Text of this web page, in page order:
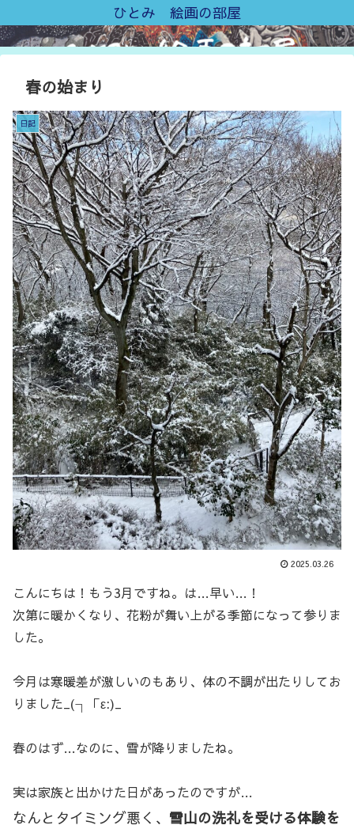
ひとみ 絵画の部屋
春の始まり
日記
2025.03.26
こんにちは！もう3月ですね。は…早い…！
次第に暖かくなり、花粉が舞い上がる季節になって参りま
した。
今月は寒暖差が激しいのもあり、体の不調が出たりしてお
りました_(┐「ε:)_
春のはず…なのに、雪が降りましたね。
実は家族と出かけた日があったのですが…
なんとタイミング悪く、 雪山の洗礼を受ける体験を